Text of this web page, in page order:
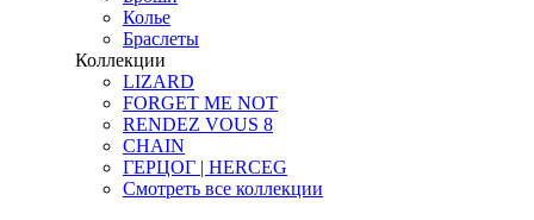
Колье
Браслеты
Коллекции
LIZARD
FORGET ME NOT
RENDEZ VOUS 8
CHAIN
ГЕРЦОГ | HERCEG
Смотреть все коллекции